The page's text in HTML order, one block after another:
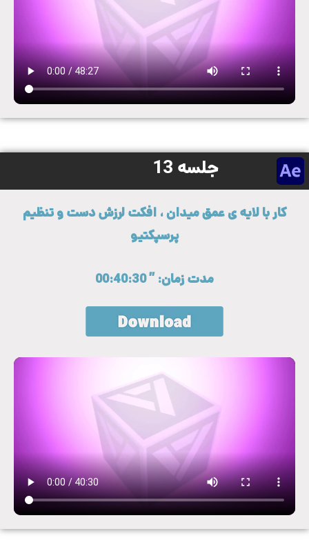
جلسه 13
کار با لایه ی عمق میدان ، افکت لرزش دست و تنظیم
پرسپکتیو
مدت زمان: ” 00:40:30